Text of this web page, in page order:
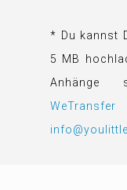
* Du kannst
5 MB
Anhänge
WeTransfer